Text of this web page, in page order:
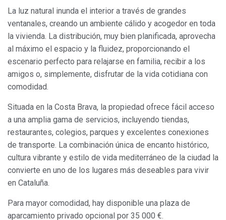
La luz natural inunda el interior a través de grandes
ventanales, creando un ambiente cálido y acogedor en toda
la vivienda. La distribución, muy bien planificada, aprovecha
al máximo el espacio y la fluidez, proporcionando el
escenario perfecto para relajarse en familia, recibir a los
amigos o, simplemente, disfrutar de la vida cotidiana con
comodidad.
Situada en la Costa Brava, la propiedad ofrece fácil acceso
a una amplia gama de servicios, incluyendo tiendas,
restaurantes, colegios, parques y excelentes conexiones
de transporte. La combinación única de encanto histórico,
cultura vibrante y estilo de vida mediterráneo de la ciudad la
convierte en uno de los lugares más deseables para vivir
en Cataluña.
Para mayor comodidad, hay disponible una plaza de
aparcamiento privado opcional por 35 000 €.
Modificar cookies
Técnicas y funcionales
Siempre activas
información con la finalidad de mejorar nuestros servicios.
Si continua navegando, supone la aceptación de la
instalación de las mismas. El usuario tiene la posibilidad